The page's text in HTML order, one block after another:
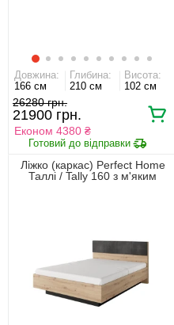
Довжина:
166 см
Глибина:
210 см
Висота:
102 см
26280 грн.
21900 грн.
Економ 4380 ₴
Ліжко (каркас) Perfect Home
Таллі / Tally 160 з м'яким